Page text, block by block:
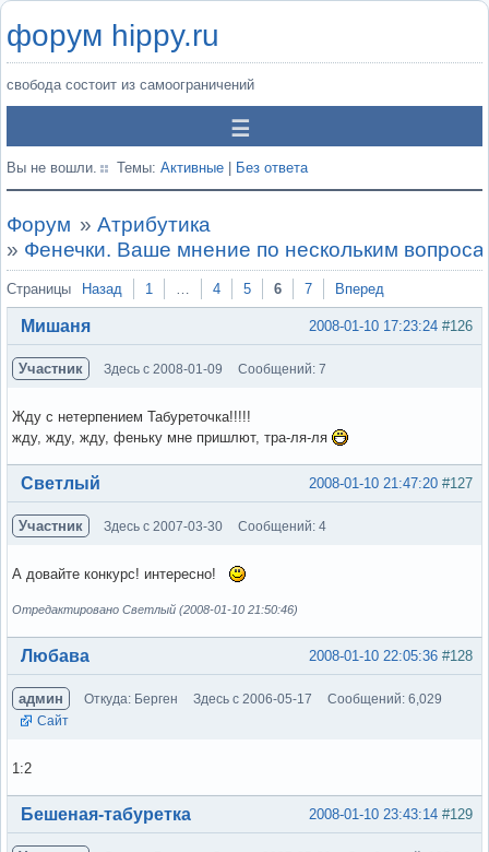
форум hippy.ru
свобода состоит из самоограничений
Вы не вошли. Темы: Активные Без ответа
Форум » Атрибутика
» Фенечки. Ваше мнение по нескольким
Страницы Назад 1 … 4 5 6 7 Вперед
#126
2008-01-10 17:23:24
Мишаня
Участник Здесь с 2008-01-09 Сообщений: 7
Жду с нетерпением Табуреточка!!!!!
жду, жду, жду, феньку мне пришлют, тра-ля-ля
Вне форума #127
2008-01-10 21:47:20
Светлый
Участник Здесь с 2007-03-30 Сообщений: 4
А довайте конкурс! интересно!
Отредактировано Светлый (2008-01-10 21:50:46)
Вне форума #128
2008-01-10 22:05:36
Любава
админ Откуда: Берген Здесь с 2006-05-17
Сообщений: 6,029
Сайт
1:2
Вне форума #129
2008-01-10 23:43:14
Бешеная-табуретка